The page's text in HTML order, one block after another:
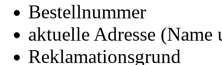
Bestellnummer
aktuelle Adresse
Reklamationsgrund